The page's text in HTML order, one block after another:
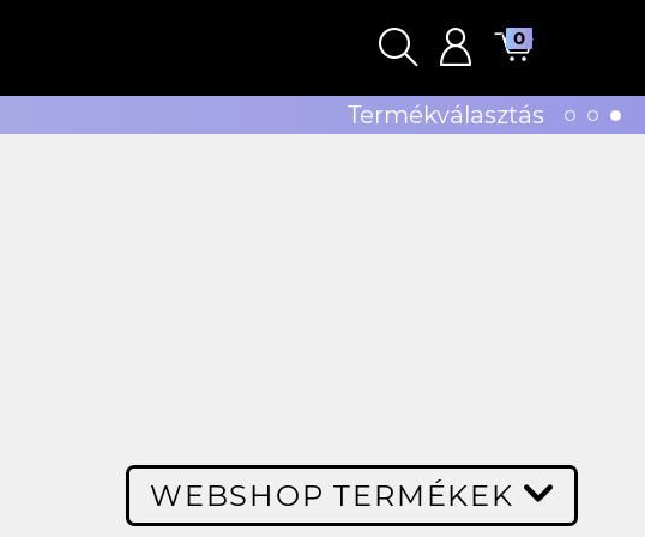
0
Termékválasztás
WEBSHOP TERMÉKEK